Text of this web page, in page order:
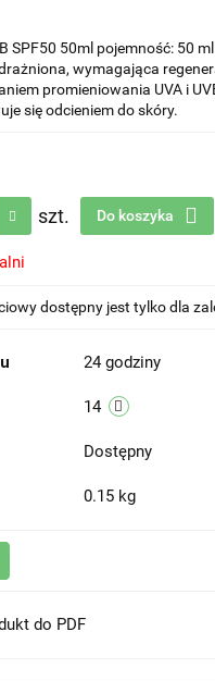
SPF50 50ml pojemność: 50
wymagająca
promieniowania UVA i
się odcieniem do skóry.
szt. Do koszyka
dostępny jest tylko dla
24 godziny
14
Dostępny
0.15 kg
do PDF